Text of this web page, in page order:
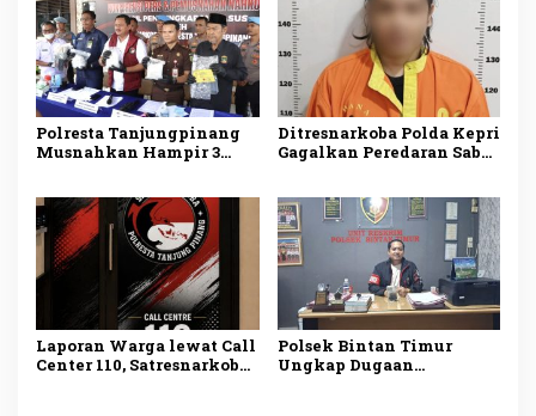
Polresta Tanjungpinang
Musnahkan Hampir 3
Ditangkap
Ditresnarkoba Polda Kepri
Gagalkan Peredaran Sabu
Laporan Warga lewat Call
Center 110, Satresnarkoba
Polsek Bintan Timur
Ungkap Dugaan